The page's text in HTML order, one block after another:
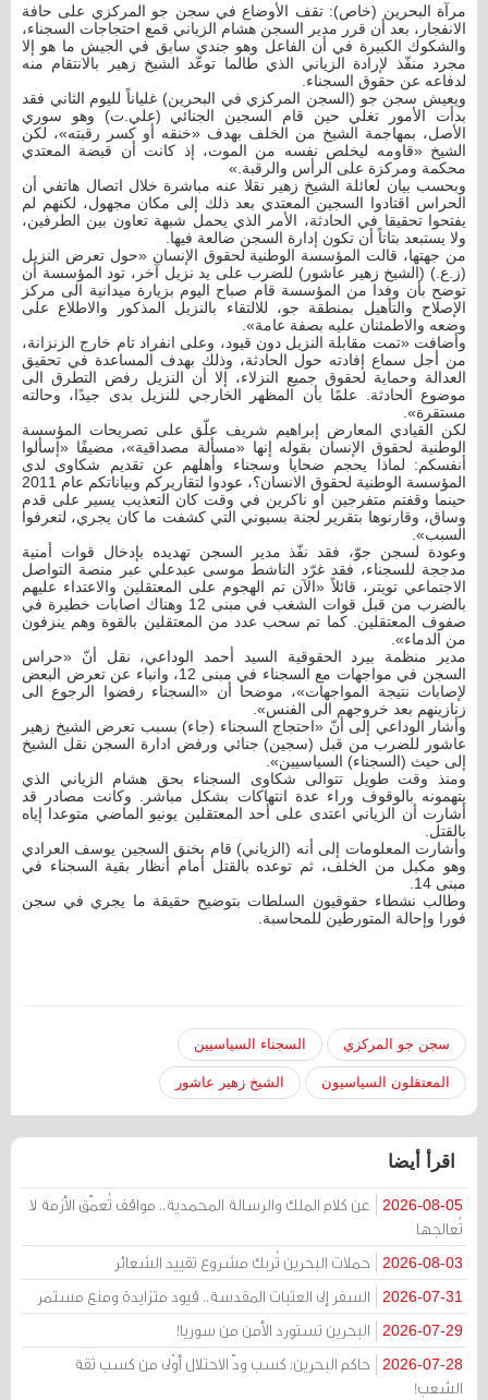
مرآة البحرين (خاص): تقف الأوضاع في سجن جو المركزي على حافة
الانفجار، بعد أن قرر مدير السجن هشام الزياني قمع احتجاجات السجناء،
والشكوك الكبيرة في أن الفاعل وهو جندي سابق في الجيش ما هو إلا
مجرد منفّذ لإرادة الزياني الذي طالما توعّد الشيخ زهير بالانتقام منه
لدفاعه عن حقوق السجناء.
ويعيش سجن جو (السجن المركزي في البحرين) غلياناً لليوم الثاني فقد
بدأت الأمور تغلي حين قام السجين الجنائي (علي.ت) وهو سوري
الأصل، بمهاجمة الشيخ من الخلف بهدف «خنقه أو كسر رقبته»، لكن
الشيخ «قاومه ليخلص نفسه من الموت، إذ كانت أن قبضة المعتدي
محكمة ومركزة على الرأس والرقبة.»
وبحسب بيان لعائلة الشيخ زهير نقلا عنه مباشرة خلال اتصال هاتفي أن
الحراس اقتادوا السجين المعتدي بعد ذلك إلى مكان مجهول، لكنهم لم
يفتحوا تحقيقا في الحادثة، الأمر الذي يحمل شبهة تعاون بين الطرفين،
ولا يستبعد بتاتاً أن تكون إدارة السجن ضالعة فيها.
من جهتها، قالت المؤسسة الوطنية لحقوق الإنسان «حول تعرض النزيل
(ز.ع.) (الشيخ زهير عاشور) للضرب على يد نزيل آخر، تود ‎المؤسسة أن
توضح بأن وفدا من المؤسسة قام صباح اليوم بزيارة ميدانية الى مركز
الإصلاح والتأهيل بمنطقة جو، للالتقاء بالنزيل المذكور والاطلاع على
وضعه والاطمئنان عليه بصفة عامة».
وأضافت «تمت مقابلة النزيل دون قيود، وعلى انفراد تام خارج الزنزانة،
من أجل سماع إفادته حول الحادثة، وذلك بهدف المساعدة في تحقيق
العدالة وحماية لحقوق جميع النزلاء، إلا أن النزيل رفض التطرق الى
موضوع الحادثة. علمًا بأن المظهر الخارجي للنزيل بدى جيدًا، وحالته
مستقرة».
لكن القيادي المعارض إبراهيم شريف علّق على تصريحات المؤسسة
الوطنية لحقوق الإنسان بقوله إنها «مسألة مصداقية»، مضيفًا «إسألوا
أنفسكم: لماذا يحجم ضحايا وسجناء وأهلهم عن تقديم شكاوى لدى
المؤسسة الوطنية لحقوق الانسان؟، عودوا لتقاريركم وبياناتكم عام 2011
حينما وقفتم متفرجين او ناكرين في وقت كان التعذيب يسير على قدم
وساق، وقارنوها بتقرير لجنة بسيوني التي كشفت ما كان يجري، لتعرفوا
السبب».
وعودة لسجن جوّ، فقد نفّذ مدير السجن تهديده بإدخال قوات أمنية
مدججة للسجناء، فقد غرّد الناشط موسى عبدعلي عبر منصة التواصل
الاجتماعي تويتر، قائلاً «الآن تم الهجوم على المعتقلين والاعتداء عليهم
بالضرب من قبل قوات الشغب في مبنى 12 وهناك اصابات خطيرة في
صفوف المعتقلين. كما تم سحب عدد من المعتقلين بالقوة وهم ينزفون
من الدماء».
مدير منظمة بيرد الحقوقية السيد أحمد الوداعي، نقل أنّ «حراس
السجن في مواجهات مع السجناء في مبنى 12، وانباء عن تعرض البعض
لإصابات نتيجة المواجهات»، موضحا أن «السجناء رفضوا الرجوع الى
زنازينهم بعد خروجهم الى الفنس».
وأشار الوداعي إلى أنّ «احتجاج السجناء (جاء) بسبب تعرض الشيخ زهير
عاشور للضرب من قبل (سجين) جنائي ورفض ادارة السجن نقل الشيخ
إلى حيث (السجناء) السياسيين».
ومنذ وقت طويل تتوالى شكاوى السجناء بحق هشام الزياني الذي
يتهمونه بالوقوف وراء عدة انتهاكات بشكل مباشر. وكانت مصادر قد
أشارت أن الزياني اعتدى على أحد المعتقلين يونيو الماضي متوعدا إياه
بالقتل.
وأشارت المعلومات إلى أنه (الزياني) قام بخنق السجين يوسف العرادي
وهو مكبل من الخلف، ثم توعده بالقتل أمام أنظار بقية السجناء في
مبنى 14.
وطالب نشطاء حقوقيون السلطات بتوضيح حقيقة ما يجري في سجن
فورا وإحالة المتورطين للمحاسبة.
سجن جو المركزي السجناء السياسيين
المعتقلون السياسيون الشيخ زهير عاشور
اقرأ أيضا
2026-08-05
عن كلام الملك والرسالة المحمدية.. مواقف تُعمّق الأزمة لا
تُعالجها
2026-08-03 حملات البحرين تُربك مشروع تقييد الشعائر
2026-07-31 السفر إلى العتبات المقدسة.. قيود متزايدة ومنع مستمر
2026-07-29 البحرين تستورد الأمن من سوريا!
2026-07-28
حاكم البحرين: كسب ودّ الاحتلال أوْلى من كسب ثقة
الشعب!